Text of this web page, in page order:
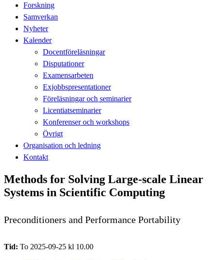
Forskning
Samverkan
Nyheter
Kalender
Docentföreläsningar
Disputationer
Examensarbeten
Exjobbspresentationer
Föreläsningar och seminarier
Licentiatseminarier
Konferenser och workshops
Övrigt
Organisation och ledning
Kontakt
Methods for Solving Large-scale Linear
Systems in Scientific Computing
Preconditioners and Performance Portability
Tid: To 2025-09-25 kl 10.00